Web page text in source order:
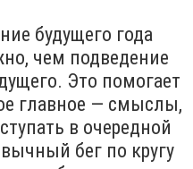
будущего года
чем подведение
Это помогает
главное — смыслы,
в очередной
бег по кругу